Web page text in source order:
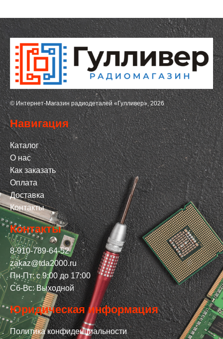
© Интернет-Магазин радиодеталей «Гулливер», 2026
Навигация
Каталог
О нас
Как заказать
Оплата
Доставка
Контакты
Контакты
8-910-789-64-52
zakaz@tda2000.ru
Пн-Пт: с 9:00 до 17:00
Сб-Вс: Выходной
Юридическая информация
Политика конфиденциальности